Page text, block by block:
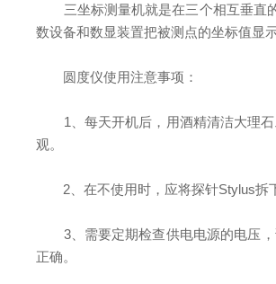
三坐标测量机就是在三个相互垂直的
数设备和数显装置把被测点的坐标值显
圆度仪使用注意事项：
1、每天开机后，用酒精清洁大理石
观。
2、在不使用时，应将探针Stylus拆
3、需要定期检查供电电源的电压，
正确。